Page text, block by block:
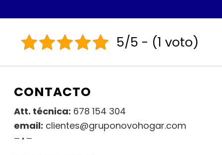
5/5 - (1 voto)
CONTACTO
Att. técnica: 678 154 304
email: clientes@gruponovohogar.com
— • —